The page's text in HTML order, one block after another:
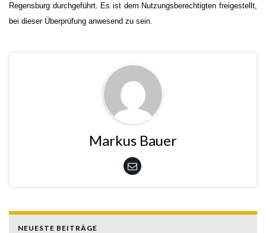
Regensburg durchgeführt. Es ist dem Nutzungsberechtigten freigestellt,
bei dieser Überprüfung anwesend zu sein.
Markus Bauer
NEUESTE BEITRÄGE